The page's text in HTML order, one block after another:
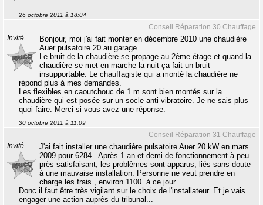
26 octobre 2011 à 18:04
Conseil Réparation 30 Chauffage
Invité
Bonjour, moi j'ai fait monter en décembre 2010 une chaudière
Auer pulsatoire 20 au garage.
Le bruit de la chaudière se propage au 2ème étage et quand la
chaudière se met en marche la nuit ça fait un bruit
insupportable. Le chauffagiste qui a monté la chaudière ne
répond plus à mes demandes.
Les flexibles en caoutchouc de 1 m sont bien montés sur la
chaudière qui est posée sur un socle anti-vibratoire. Je ne sais plus
quoi faire. Merci si vous avez une réponse.
30 octobre 2011 à 11:09
Conseil Réparation 31 Chauffage
Invité
J'ai fait installer une chaudière pulsatoire Auer 20 kW en mars
2009 pour 6284 . Après 1 an et demi de fonctionnement à peu
près satisfaisant, les problèmes sont apparus, liés sans doute
à une mauvaise installation. Personne ne veut prendre en
charge les frais , environ 1100  à ce jour.
Donc il faut être très vigilant sur le choix de l'installateur. Et je vais
engager une action auprès du tribunal...